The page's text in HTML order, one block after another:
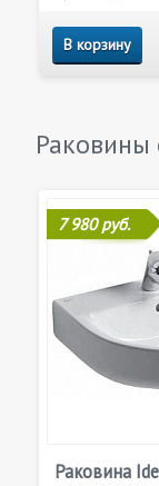
В корзину
Раковины
7 980 руб.
Раковина